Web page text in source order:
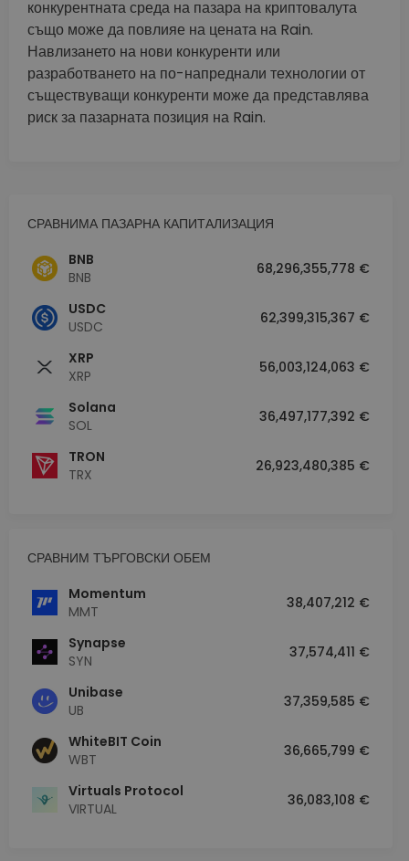
конкурентната среда на пазара на криптовалута
също може да повлияе на цената на Rain.
Навлизането на нови конкуренти или
разработването на по-напреднали технологии от
съществуващи конкуренти може да представлява
риск за пазарната позиция на Rain.
СРАВНИМА ПАЗАРНА КАПИТАЛИЗАЦИЯ
BNB
BNB
68,296,355,778 €
USDC
USDC
62,399,315,367 €
XRP
XRP
56,003,124,063 €
Solana
SOL
36,497,177,392 €
TRON
TRX
26,923,480,385 €
СРАВНИМ ТЪРГОВСКИ ОБЕМ
Momentum
MMT
38,407,212 €
Synapse
SYN
37,574,411 €
Unibase
UB
37,359,585 €
WhiteBIT Coin
WBT
36,665,799 €
Virtuals Protocol
VIRTUAL
36,083,108 €